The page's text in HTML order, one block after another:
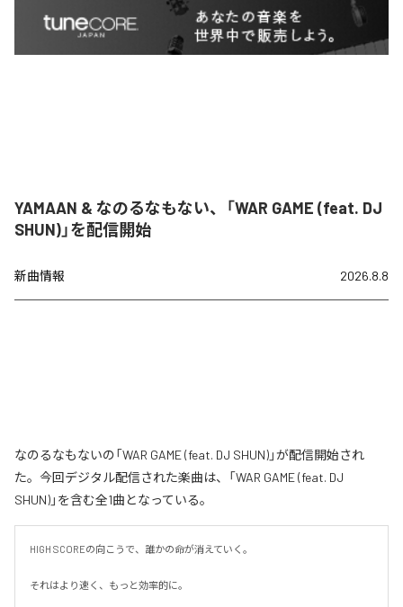
YAMAAN & なのるなもない、「WAR GAME (feat. DJ
SHUN)」を配信開始
新曲情報 2026.8.8
なのるなもないの「WAR GAME (feat. DJ SHUN)」が配信開始され
た。今回デジタル配信された楽曲は、「WAR GAME (feat. DJ
SHUN)」を含む全1曲となっている。
HIGH SCOREの向こうで、誰かの命が消えていく。
それはより速く、もっと効率的に。